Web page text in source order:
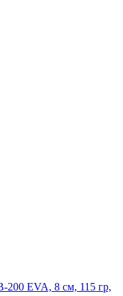
200 EVA, 8 см, 115 гр,